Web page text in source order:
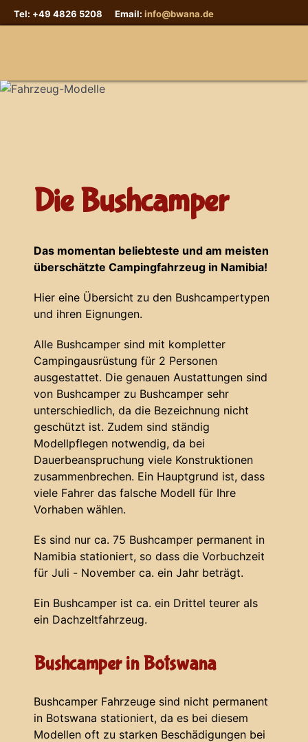
Tel: +49 4826 5208 Email: info@bwana.de
Sprache auswählen
Die Bushcamper
Das momentan beliebteste und am meisten
überschätzte Campingfahrzeug in Namibia!
Hier eine Übersicht zu den Bushcampertypen
und ihren Eignungen.
Alle Bushcamper sind mit kompletter
Campingausrüstung für 2 Personen
ausgestattet. Die genauen Austattungen sind
von Bushcamper zu Bushcamper sehr
unterschiedlich, da die Bezeichnung nicht
geschützt ist. Zudem sind ständig
Modellpflegen notwendig, da bei
Dauerbeanspruchung viele Konstruktionen
zusammenbrechen. Ein Hauptgrund ist, dass
viele Fahrer das falsche Modell für Ihre
Vorhaben wählen.
Es sind nur ca. 75 Bushcamper permanent in
Namibia stationiert, so dass die Vorbuchzeit
für Juli - November ca. ein Jahr beträgt.
Ein Bushcamper ist ca. ein Drittel teurer als
ein Dachzeltfahrzeug.
Bushcamper in Botswana
Bushcamper Fahrzeuge sind nicht permanent
in Botswana stationiert, da es bei diesem
Modellen oft zu starken Beschädigungen bei